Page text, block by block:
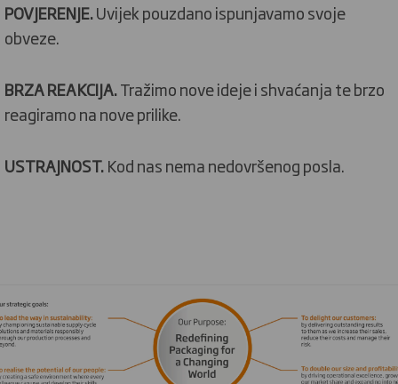
POVJERENJE.Uvijek pouzdano ispunjavamo svoje
obveze.
BRZA REAKCIJA.Tražimo nove ideje i shvaćanja te brzo
reagiramo na nove prilike.
USTRAJNOST.Kod nas nema nedovršenog posla.